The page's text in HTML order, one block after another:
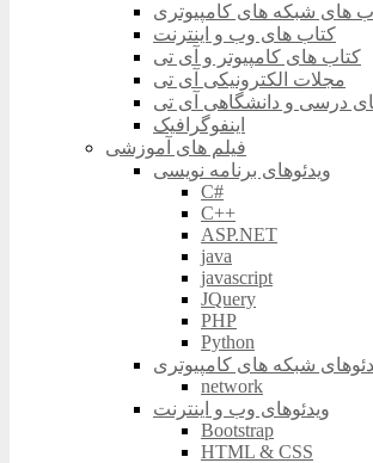
های شبکه های کامپیوتری
کتاب های وب و اینترنت
کتاب های کامپیوتر و آی تی
مجلات الکترونیکی آی تی
درسی و دانشگاهی آی تی
اینفوگرافیک
فیلم های آموزشی
ویدئوهای برنامه نویسی
C#
C++
ASP.NET
java
javascript
JQuery
PHP
Python
شبکه های کامپیوتری
network
ویدئوهای وب و اینترنت
Bootstrap
HTML & CSS